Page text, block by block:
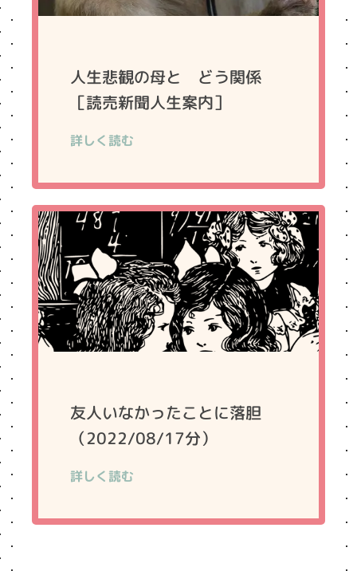
人生悲観の母と どう関係
［読売新聞人生案内］
詳しく読む
友人いなかったことに落胆
（2022/08/17分）
詳しく読む
Next